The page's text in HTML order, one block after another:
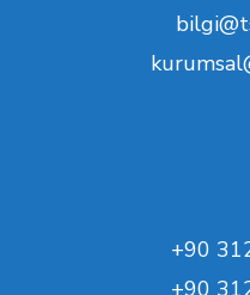
+90